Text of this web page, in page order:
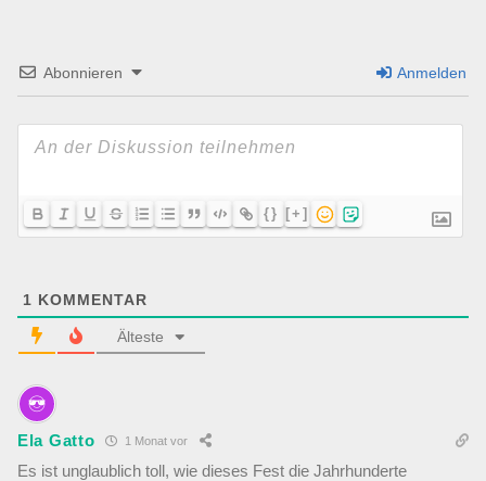
Abonnieren Anmelden
{} [+]
1 KOMMENTAR
Älteste
Ela Gatto 1 Monat vor
Es ist unglaublich toll, wie dieses Fest die Jahrhunderte